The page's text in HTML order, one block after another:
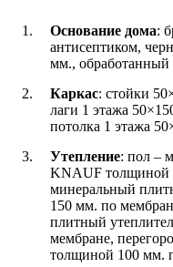
Основание дома:
антисептиком,
мм., обработанный
Каркас: стойки
лаги 1 этажа
потолка 1 этажа
Утепление: пол –
KNAUF толщиной
минеральный
150 мм. по
плитный
мембране,
толщиной 100 мм.